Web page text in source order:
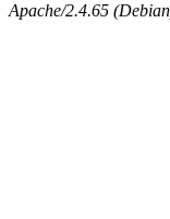
Apache/2.4.65